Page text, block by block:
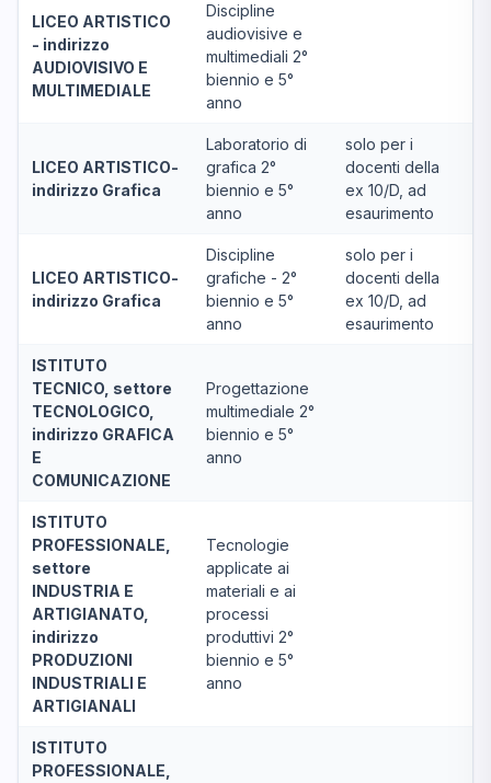
LICEO ARTISTICO
- indirizzo
AUDIOVISIVO E
MULTIMEDIALE
Discipline
audiovisive e
multimediali 2°
biennio e 5°
anno
LICEO ARTISTICO-
indirizzo Grafica
Laboratorio di
grafica 2°
biennio e 5°
anno
solo per i
docenti della
ex 10/D, ad
esaurimento
LICEO ARTISTICO-
indirizzo Grafica
Discipline
grafiche - 2°
biennio e 5°
anno
solo per i
docenti della
ex 10/D, ad
esaurimento
ISTITUTO
TECNICO, settore
TECNOLOGICO,
indirizzo GRAFICA
E
COMUNICAZIONE
Progettazione
multimediale 2°
biennio e 5°
anno
ISTITUTO
PROFESSIONALE,
settore
INDUSTRIA E
ARTIGIANATO,
indirizzo
PRODUZIONI
INDUSTRIALI E
ARTIGIANALI
Tecnologie
applicate ai
materiali e ai
processi
produttivi 2°
biennio e 5°
anno
ISTITUTO
PROFESSIONALE,